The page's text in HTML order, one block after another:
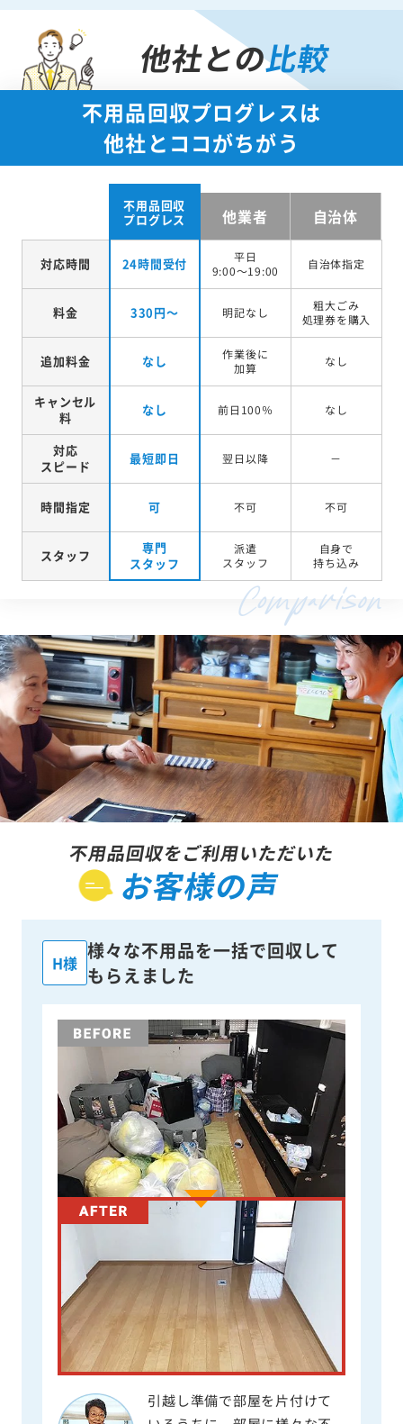
他社との比較
不用品回収プログレスは
他社とココがちがう
不用品回収
プログレス
他業者 自治体
対応時間 24時間受付
平日
9:00～19:00
自治体指定
料金 330円～ 明記なし
粗大ごみ
処理券を購入
追加料金 なし
作業後に
加算
なし
キャンセル
料
なし 前日100％ なし
対応
スピード
最短即日 翌日以降 －
時間指定 可 不可 不可
スタッフ
専門
スタッフ
派遣
スタッフ
自身で
持ち込み
不用品回収をご利用いただいた
お客様の声
H様
様々な不用品を一括で回収して
もらえました
引越し準備で部屋を片付けて